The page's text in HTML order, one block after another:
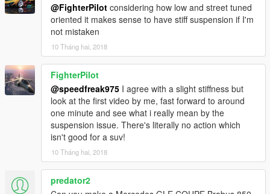
@FighterPilot considering how low and street tuned
oriented it makes sense to have stiff suspension if I'm
not mistaken
10 Tháng hai, 2018
FighterPilot
@speedfreak975 I agree with a slight stiffness but
look at the first video by me, fast forward to around
one minute and see what i really mean by the
suspension issue. There's literally no action which
isn't good for a suv!
10 Tháng hai, 2018
predator2